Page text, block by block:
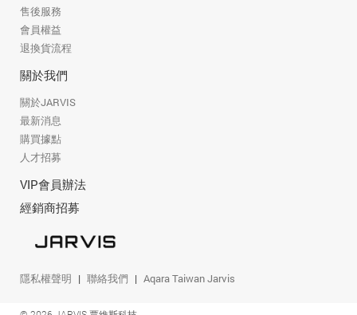
售後服務
會員權益
退換貨流程
關於我們
關於JARVIS
最新消息
購買據點
人才招募
VIP會員辦法
經銷商招募
隱私權聲明 聯絡我們 Aqara Taiwan Jarvis